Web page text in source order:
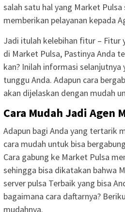
salah satu hal yang Market
memberikan pelayanan kepada
Jadi itulah kelebihan fitur – Fitur
di Market Pulsa, Pastinya Anda
kan? Inilah informasi
tunggu Anda. Adapun cara
akan dijelaskan dengan mudah
Cara Mudah Jadi Agen
Adapun bagi Anda yang tertarik
cara mudah untuk bisa
Cara gabung ke Market Pulsa
sehingga bisa dikatakan bahwa
server pulsa Terbaik yang bisa
bagaimana cara daftarnya?
mudahnya.